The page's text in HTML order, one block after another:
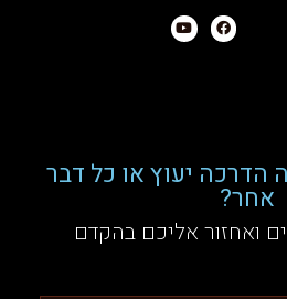
הדרכה יעוץ או כל דבר
אחר?
ואחזור אליכם בהקדם